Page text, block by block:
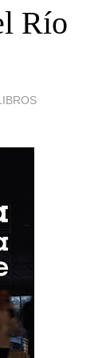
Río